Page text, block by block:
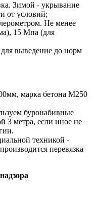
Зимой - укрывание
от условий;
Не менее
15 Мпа (для
выведение до норм
марка бетона М250
буронабивные
3 метра, если иное не
техникой -
перевязка